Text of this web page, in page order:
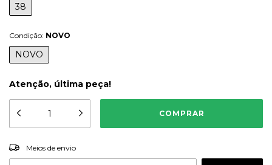
38
Condição: NOVO
NOVO
Atenção, última peça!
Entregas para o CEP:
Meios de envio